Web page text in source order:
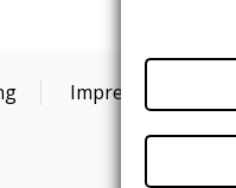
Impressum